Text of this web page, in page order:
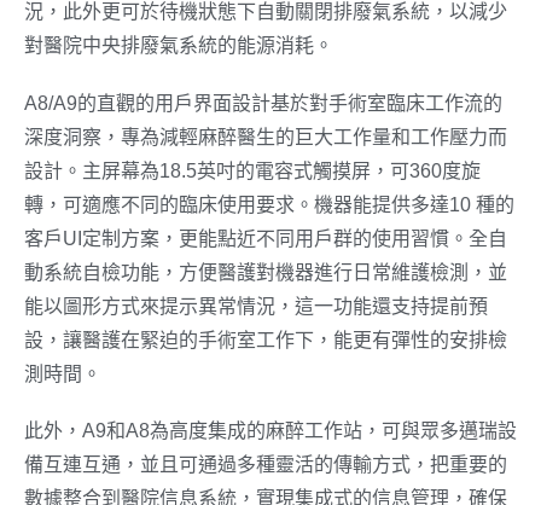
況，此外更可於待機狀態下自動關閉排廢氣系統，以減少
對醫院中央排廢氣系統的能源消耗。
A8/A9的直觀的用戶界面設計基於對手術室臨床工作流的
深度洞察，專為減輕麻醉醫生的巨大工作量和工作壓力而
設計。主屏幕為18.5英吋的電容式觸摸屏，可360度旋
轉，可適應不同的臨床使用要求。機器能提供多達10 種的
客戶UI定制方案，更能點近不同用戶群的使用習慣。全自
動系統自檢功能，方便醫護對機器進行日常維護檢測，並
能以圖形方式來提示異常情況，這一功能還支持提前預
設，讓醫護在緊迫的手術室工作下，能更有彈性的安排檢
測時間。
此外，A9和A8為高度集成的麻醉工作站，可與眾多邁瑞設
備互連互通，並且可通過多種靈活的傳輸方式，把重要的
數據整合到醫院信息系統，實現集成式的信息管理，確保